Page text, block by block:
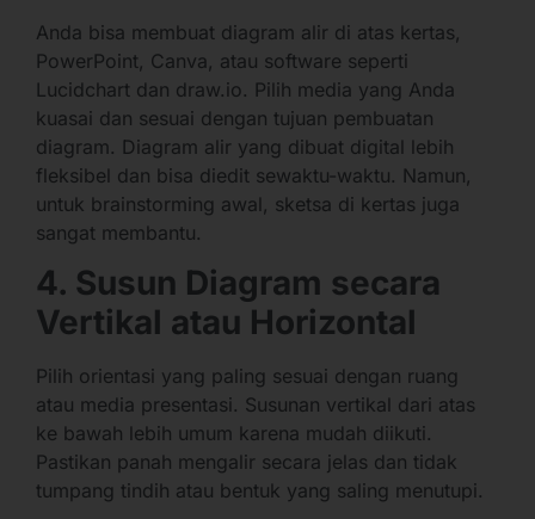
Anda bisa membuat diagram alir di atas kertas,
PowerPoint, Canva, atau software seperti
Lucidchart dan draw.io. Pilih media yang Anda
kuasai dan sesuai dengan tujuan pembuatan
diagram. Diagram alir yang dibuat digital lebih
fleksibel dan bisa diedit sewaktu-waktu. Namun,
untuk brainstorming awal, sketsa di kertas juga
sangat membantu.
4. Susun Diagram secara
Vertikal atau Horizontal
Pilih orientasi yang paling sesuai dengan ruang
atau media presentasi. Susunan vertikal dari atas
ke bawah lebih umum karena mudah diikuti.
Pastikan panah mengalir secara jelas dan tidak
tumpang tindih atau bentuk yang saling menutupi.